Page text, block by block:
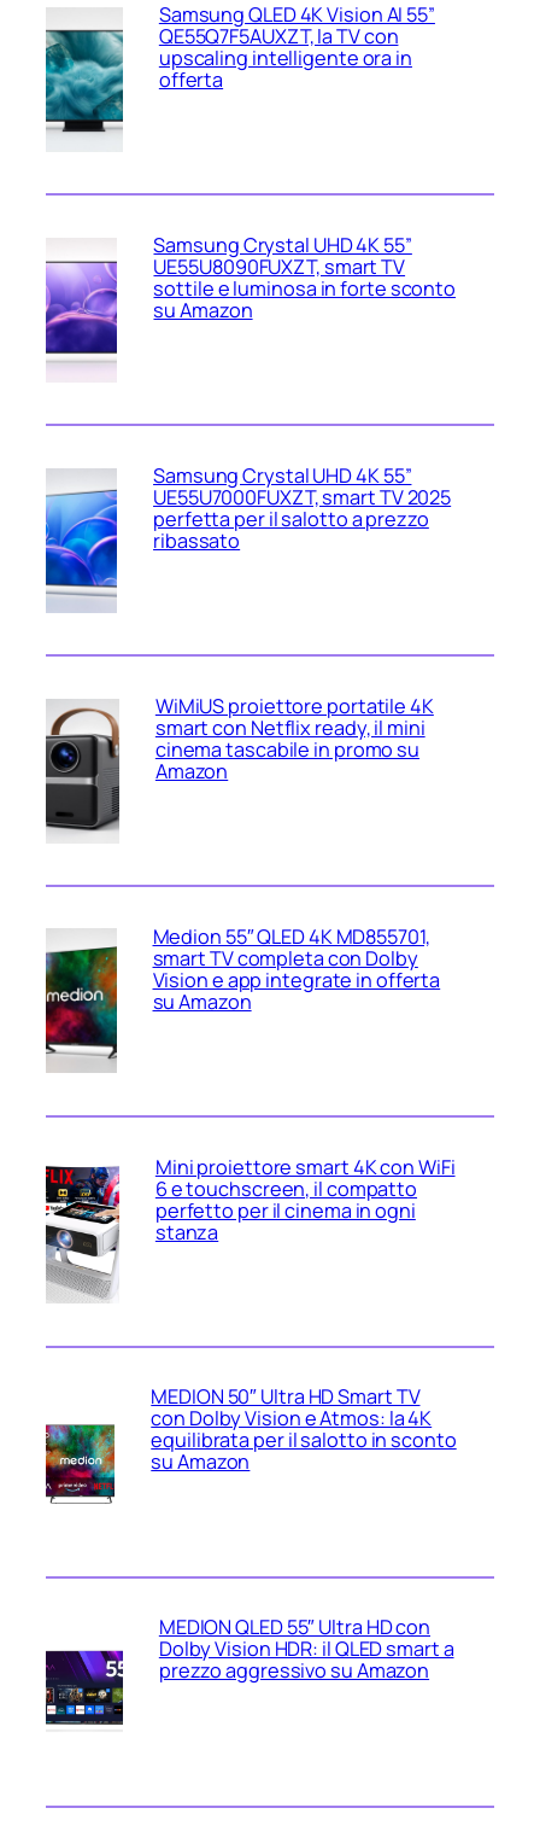
Samsung QLED 4K Vision AI 55”
QE55Q7F5AUXZT, la TV con
upscaling intelligente ora in
offerta
Samsung Crystal UHD 4K 55”
UE55U8090FUXZT, smart TV
sottile e luminosa in forte sconto
su Amazon
Samsung Crystal UHD 4K 55”
UE55U7000FUXZT, smart TV 2025
perfetta per il salotto a prezzo
ribassato
WiMiUS proiettore portatile 4K
smart con Netflix ready, il mini
cinema tascabile in promo su
Amazon
Medion 55″ QLED 4K MD855701,
smart TV completa con Dolby
Vision e app integrate in offerta
su Amazon
Mini proiettore smart 4K con WiFi
6 e touchscreen, il compatto
perfetto per il cinema in ogni
stanza
MEDION 50″ Ultra HD Smart TV
con Dolby Vision e Atmos: la 4K
equilibrata per il salotto in sconto
su Amazon
MEDION QLED 55″ Ultra HD con
Dolby Vision HDR: il QLED smart a
prezzo aggressivo su Amazon